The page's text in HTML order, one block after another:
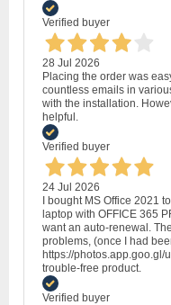
Verified buyer
28 Jul 2026
Placing the order was
countless emails in
with the installation.
helpful.
Verified buyer
24 Jul 2026
I bought MS Office 2021
laptop with OFFICE 365
want an auto-renewal.
problems, (once I had
https://photos.app.goo.gl/
trouble-free product.
Verified buyer